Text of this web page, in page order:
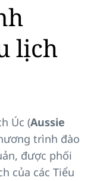
lịch
Úc (Aussie
trình đào
được phối
của các Tiểu